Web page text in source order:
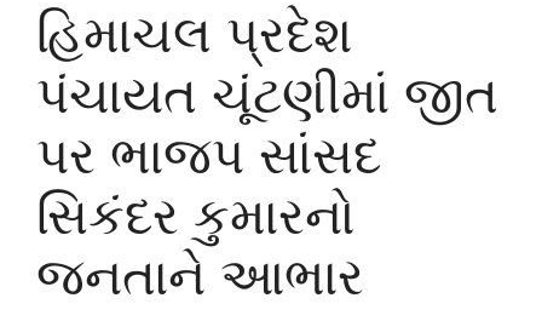
હિમાચલ પ્રદેશ
પંચાયત ચૂંટણીમાં જીત
પર ભાજપ સાંસદ
સિકંદર કુમારનો
જનતાને આભાર